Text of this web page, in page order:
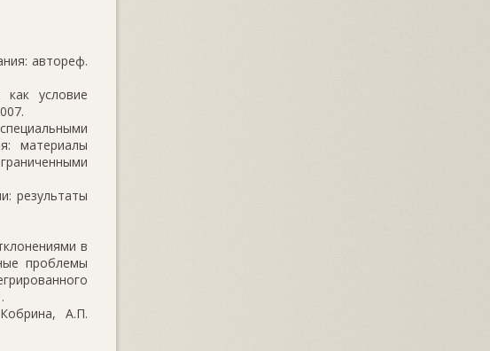
автореф.
как условие
материалы
результаты
в
проблемы
А.П.